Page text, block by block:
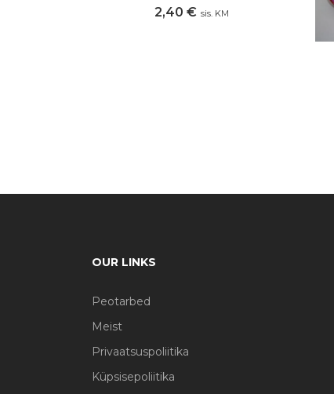
2,40 € sis. KM
OUR LINKS
Peotarbed
Meist
Privaatsuspoliitika
Küpsisepoliitika